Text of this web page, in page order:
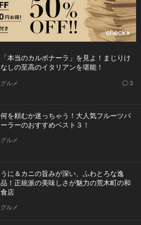
「本当のカルボナーラ」を見よ！まじりけ
なしの至高のイタリアンを堪能！
グルメ 3
何を頼むか迷っちゃう！大人気フルーツパ
ーラーのおすすめベスト３！
グルメ
うに＆カニの旨みが深い、ふわとろな逸
品！正統派の美味しさが魅力の荒木町の和
食店
グルメ